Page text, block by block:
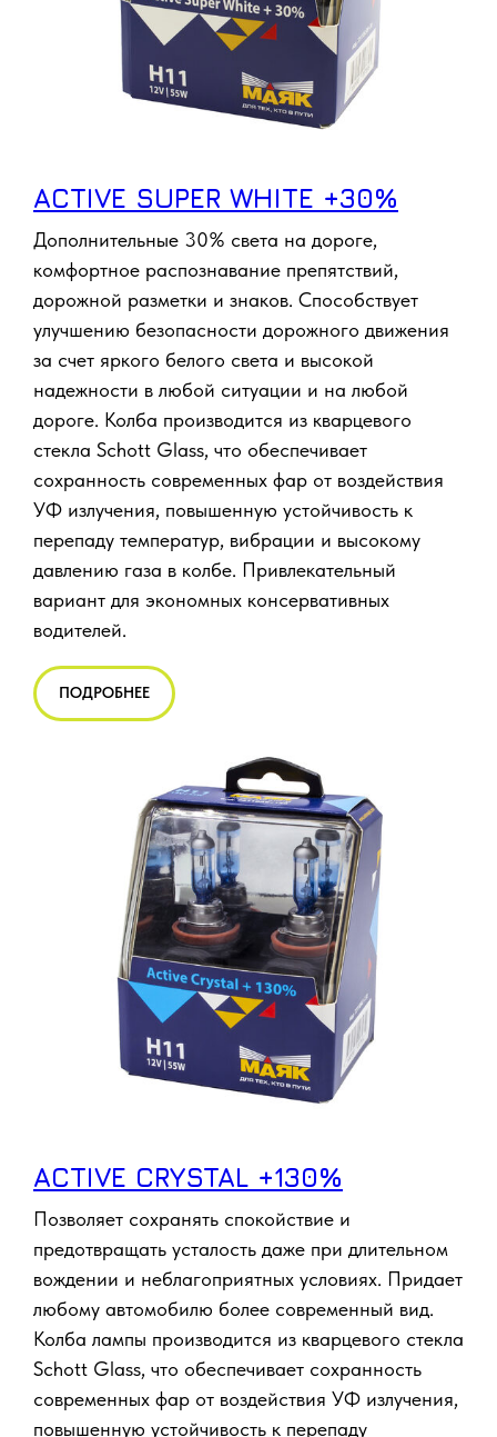
ACTIVE SUPER WHITE +30%
Дополнительные 30% света на дороге,
комфортное распознавание препятствий,
дорожной разметки и знаков. Способствует
улучшению безопасности дорожного движения
за счет яркого белого света и высокой
надежности в любой ситуации и на любой
дороге. Колба производится из кварцевого
стекла Schott Glass, что обеспечивает
сохранность современных фар от воздействия
УФ излучения, повышенную устойчивость к
перепаду температур, вибрации и высокому
давлению газа в колбе. Привлекательный
вариант для экономных консервативных
водителей.
ПОДРОБНЕЕ
ACTIVE CRYSTAL +130%
Позволяет сохранять спокойствие и
предотвращать усталость даже при длительном
вождении и неблагоприятных условиях. Придает
любому автомобилю более современный вид.
Колба лампы производится из кварцевого стекла
Schott Glass, что обеспечивает сохранность
современных фар от воздействия УФ излучения,
повышенную устойчивость к перепаду